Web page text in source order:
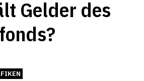
Gelder des